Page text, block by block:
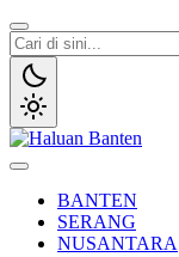
Lewati
ke
konten
BANTEN
SERANG
NUSANTARA